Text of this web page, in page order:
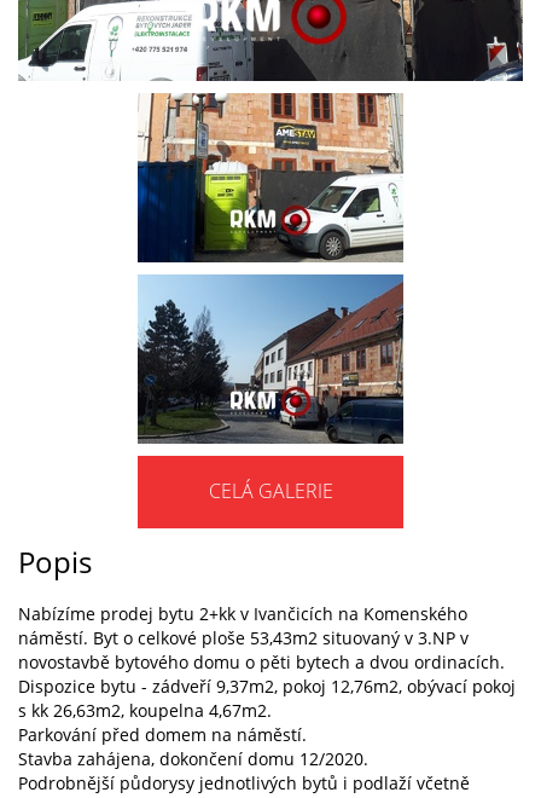
CELÁ GALERIE
Popis
Nabízíme prodej bytu 2+kk v Ivančicích na Komenského
náměstí. Byt o celkové ploše 53,43m2 situovaný v 3.NP v
novostavbě bytového domu o pěti bytech a dvou ordinacích.
Dispozice bytu - zádveří 9,37m2, pokoj 12,76m2, obývací pokoj
s kk 26,63m2, koupelna 4,67m2.
Parkování před domem na náměstí.
Stavba zahájena, dokončení domu 12/2020.
Podrobnější půdorysy jednotlivých bytů i podlaží včetně